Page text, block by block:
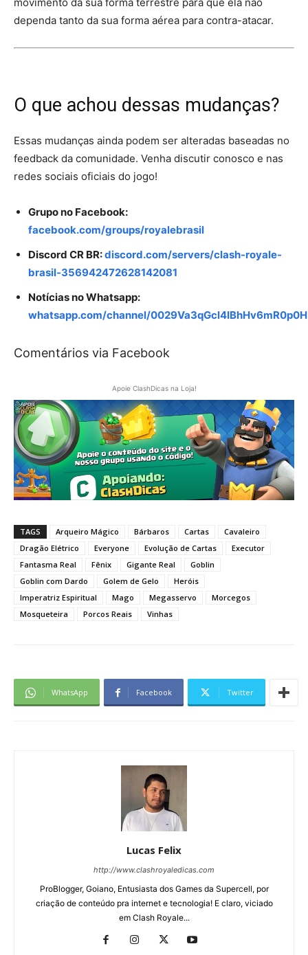
dependa tanto da sua forma aérea para contra-atacar.
O que achou dessas mudanças?
Essas mudanças ainda podem ser alteradas baseadas no
feedback da comunidade. Venha discutir conosco e nas
redes sociais oficiais do jogo!
Grupo no Facebook:
facebook.com/groups/royalebrasil
Discord CR BR:discord.com/servers/clash-royale-
brasil-356942472628142081
Notícias no Whatsapp:
whatsapp.com/channel/0029Va3qGcl4IBhHv6mR0p0H
Comentários via Facebook
Apoie ClashDicas na Loja!
TAGS Arqueiro Mágico Bárbaros Cartas
Cavaleiro
Dragão Elétrico
Everyone Evolução de Cartas
Executor
Fantasma Real
Fênix Gigante Real
Goblin
Goblin com Dardo
Golem de Gelo
Heróis
Imperatriz Espiritual
Mago Megasservo
Morcegos
Mosqueteira
Porcos Reais Vinhas
WhatsApp Facebook Twitter
Lucas Felix
http://www.clashroyaledicas.com
ProBlogger, Goiano, Entusiasta dos Games da Supercell, por
criação de conteúdo pra internet e tecnologia! E claro, viciado
em Clash Royale...